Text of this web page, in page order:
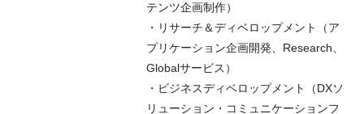
テンツ企画制作）
・リサーチ＆ディベロップメント（ア
プリケーション企画開発、Research、
Globalサービス）
・ビジネスディベロップメント（DXソ
リューション・コミュニケーションフ